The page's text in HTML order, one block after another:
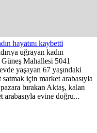
hayatını kaybetti
uğrayan kadın
Güneş Mahallesi 5041
yaşayan 67 yaşındaki
için market arabasıyla
bırakan Aktaş, kalan
evine doğru...